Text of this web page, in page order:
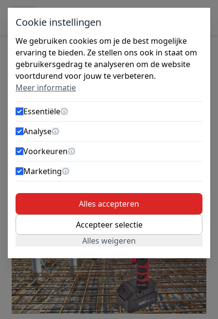
Ga naar de inhoud
Tijdens de vakantieperiode zijn wij gesloten
van 27 juli tot 14 augustus. Bestellingen
worden vanaf maandag 10 augustus
verzonden.
Wat is een vlechtmachine,
hoe werkt hij en waarvoor
gebruik je hem?
1 mei 2026 Rebartier
Cookie instellingen
We gebruiken cookies om je de best mogelijke
ervaring te bieden. Ze stellen ons ook in staat om
gebruikersgedrag te analyseren om de website
voortdurend voor jouw te verbeteren.
Meer informatie
Essentiële
Analyse
Voorkeuren
Marketing
Alles accepteren
Accepteer selectie
Alles weigeren